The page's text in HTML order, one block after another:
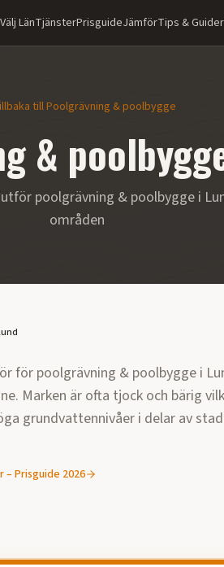
Välj LänTjänsterPrisguideJämförTips & Guider
tillPoolgrävning & poolbygge
&
utför poolgrävning & poolbyggei
områden
för poolgrävning & poolbygge i
Marken är ofta tjock och bärig
grundvattennivåer i delar av
– Prisguide 2026